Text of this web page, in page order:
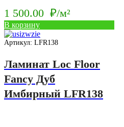
1 500.00 ₽/м²
В корзину
Артикул: LFR138
Ламинат Loc Floor
Fancy Дуб
Имбирный LFR138